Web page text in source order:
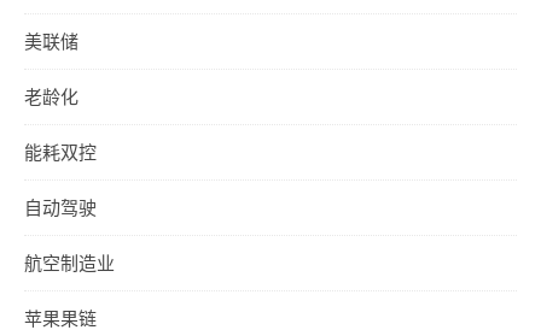
美联储
老龄化
能耗双控
自动驾驶
航空制造业
苹果果链